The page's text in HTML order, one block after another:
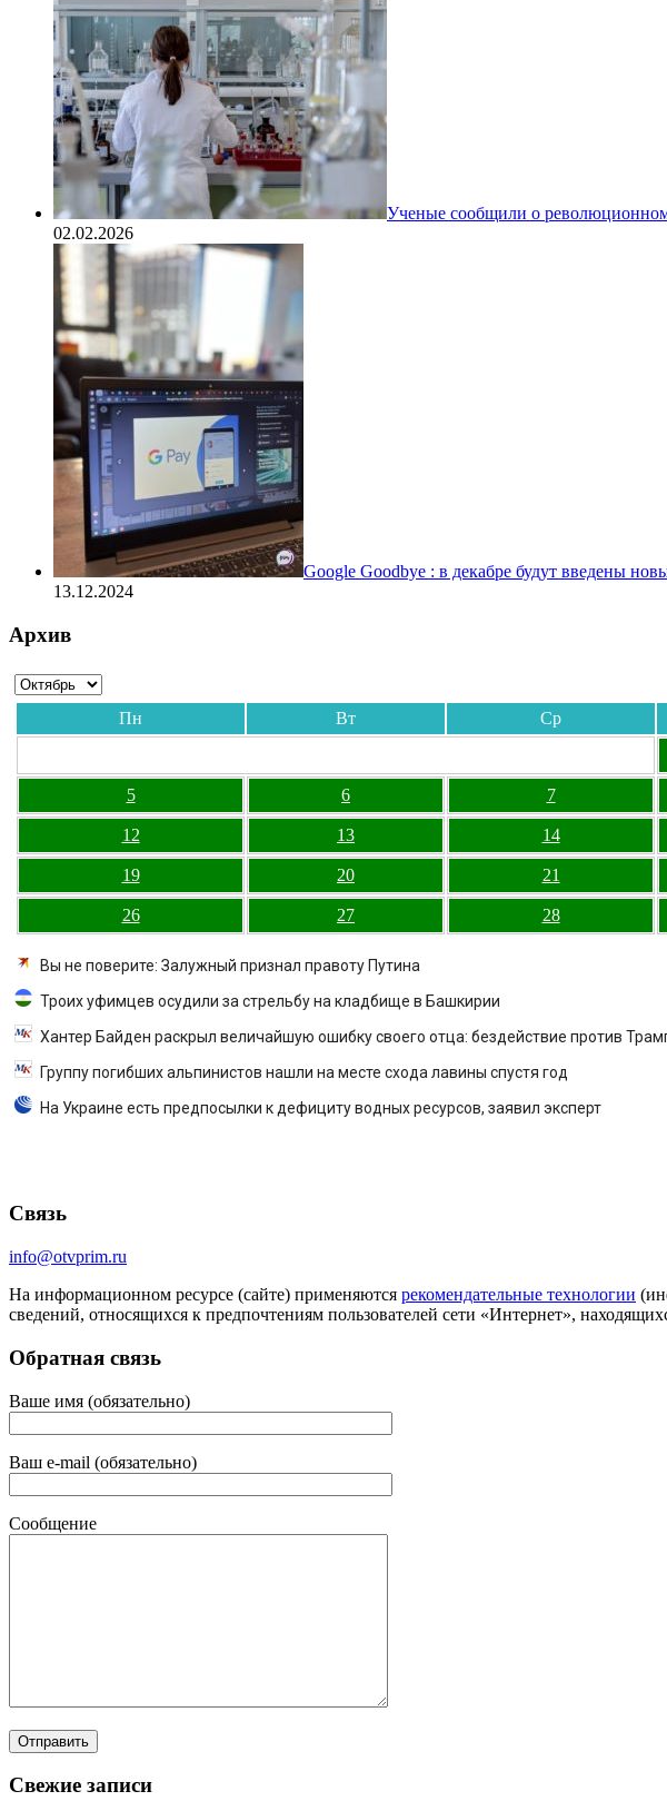
Ученые сообщили о революционном
02.02.2026
Google Goodbye : в декабре будут введены
13.12.2024
Архив
Пн Вт Ср
5 6 7
12 13 14
19 20 21
26 27 28
Вы не поверите: Залужный признал правоту Путина
Троих уфимцев осудили за стрельбу на кладбище в Башкирии
Хантер Байден раскрыл величайшую ошибку своего отца: бездействие против
Группу погибших альпинистов нашли на месте схода лавины спустя год
На Украине есть предпосылки к дефициту водных ресурсов, заявил эксперт
Связь
info@otvprim.ru
На информационном ресурсе (сайте) применяются рекомендательные технологии
сведений, относящихся к предпочтениям пользователей сети «Интернет»,
Обратная связь
Ваше имя (обязательно)
Ваш e-mail (обязательно)
Сообщение
Свежие записи